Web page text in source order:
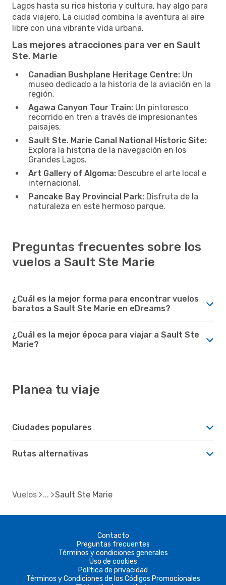
Lagos hasta su rica historia y cultura, hay algo para
cada viajero. La ciudad combina la aventura al aire
libre con una vibrante vida urbana.
Las mejores atracciones para ver en Sault
Ste. Marie
Canadian Bushplane Heritage Centre: Un
museo dedicado a la historia de la aviación en la
región.
Agawa Canyon Tour Train: Un pintoresco
recorrido en tren a través de impresionantes
paisajes.
Sault Ste. Marie Canal National Historic Site:
Explora la historia de la navegación en los
Grandes Lagos.
Art Gallery of Algoma: Descubre el arte local e
internacional.
Pancake Bay Provincial Park: Disfruta de la
naturaleza en este hermoso parque.
Preguntas frecuentes sobre los
vuelos a Sault Ste Marie
¿Cuál es la mejor forma para encontrar vuelos
baratos a Sault Ste Marie en eDreams?
¿Cuál es la mejor época para viajar a Sault Ste
Marie?
Planea tu viaje
Ciudades populares
Rutas alternativas
Vuelos Sault Ste Marie
Contacto
Preguntas frecuentes
Términos y condiciones generales
Uso de cookies
Política de privacidad
Términos y Condiciones de los Códigos Promocionales